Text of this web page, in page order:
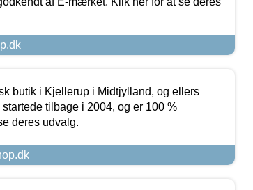
butik i Kjellerup i Midtjylland, og ellers
tilbage i 2004, og er 100 %
deres udvalg.